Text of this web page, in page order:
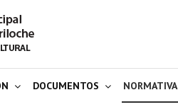
DOCUMENTOS NORMATIVA